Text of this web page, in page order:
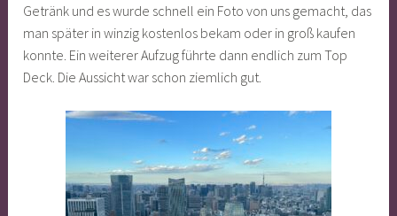
Getränk und es wurde schnell ein Foto von uns gemacht, das
man später in winzig kostenlos bekam oder in groß kaufen
konnte. Ein weiterer Aufzug führte dann endlich zum Top
Deck. Die Aussicht war schon ziemlich gut.